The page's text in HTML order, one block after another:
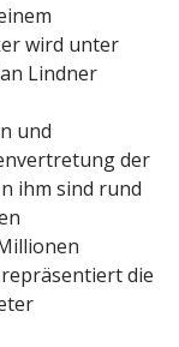
wird unter
Lindner
und
der
ihm sind rund
die